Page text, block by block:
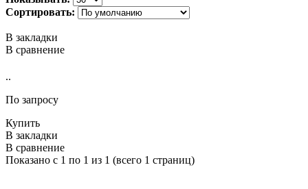
Сортировать:
В закладки
В сравнение
..
По запросу
Купить
В закладки
В сравнение
Показано с 1 по 1 из 1 (всего 1 страниц)